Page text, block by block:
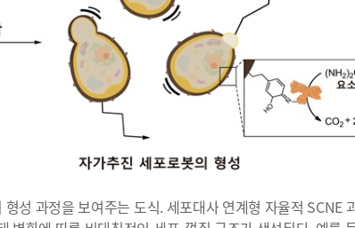
성 과정을 보여주는 도식. 세포대사 연계형 자율적 SCNE